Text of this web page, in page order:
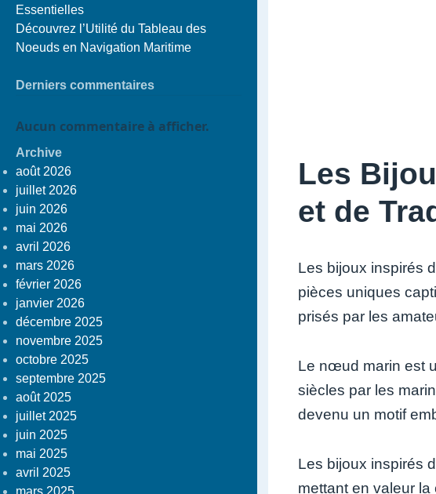
Essentielles
Découvrez l’Utilité du Tableau des
Noeuds en Navigation Maritime
Derniers commentaires
Aucun commentaire à afficher.
Archive
août 2026
juillet 2026
juin 2026
mai 2026
avril 2026
mars 2026
février 2026
janvier 2026
décembre 2025
novembre 2025
octobre 2025
septembre 2025
août 2025
juillet 2025
juin 2025
mai 2025
avril 2025
mars 2025
Les
et de
Les bijoux inspirés
pièces uniques
prisés par les
Le nœud marin est
siècles par les
devenu un motif
Les bijoux inspirés
mettant en valeur